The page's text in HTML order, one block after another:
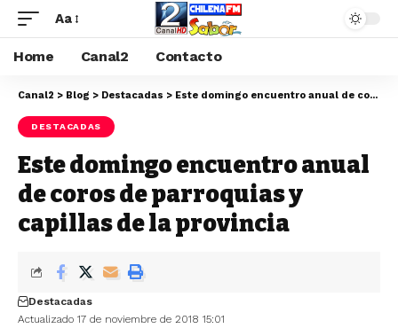
Aa
Home Canal2 Contacto
Canal2 > Blog > Destacadas > Este domingo encuentro anual de coros de parroquias y capillas de la provincia
DESTACADAS
Este domingo encuentro anual
de coros de parroquias y
capillas de la provincia
Actualizado 17 de noviembre de 2018 15:01
Destacadas